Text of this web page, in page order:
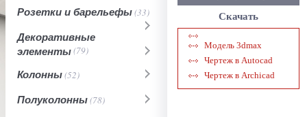
Розетки и барельефы(33)
Декоративные
элементы(79)
Колонны(52)
Полуколонны(78)
Скачать
Модель 3dmax
Чертеж в Autocad
Чертеж в Archicad